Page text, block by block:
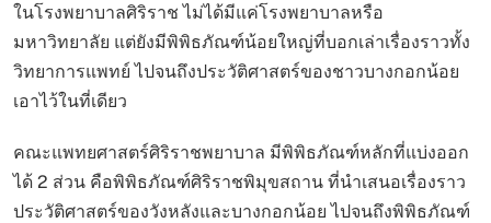
ในโรงพยาบาลศิริราช ไม่ได้มีแค่โรงพยาบาลหรือ
มหาวิทยาลัย แต่ยังมีพิพิธภัณฑ์น้อยใหญ่ที่บอกเล่าเรื่องราวทั้ง
วิทยาการแพทย์ ไปจนถึงประวัติศาสตร์ของชาวบางกอกน้อย
เอาไว้ในที่เดียว
คณะแพทยศาสตร์ศิริราชพยาบาล มีพิพิธภัณฑ์หลักที่แบ่งออก
ได้ 2 ส่วน คือพิพิธภัณฑ์ศิริราชพิมุขสถาน ที่นำเสนอเรื่องราว
ประวัติศาสตร์ของวังหลังและบางกอกน้อย ไปจนถึงพิพิธภัณฑ์